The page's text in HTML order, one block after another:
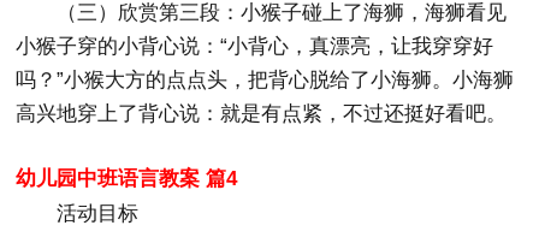
（三）欣赏第三段：小猴子碰上了海狮，海狮看见
小猴子穿的小背心说：“小背心，真漂亮，让我穿穿好
吗？”小猴大方的点点头，把背心脱给了小海狮。小海狮
高兴地穿上了背心说：就是有点紧，不过还挺好看吧。
幼儿园中班语言教案 篇4
活动目标